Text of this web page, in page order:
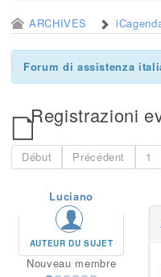
ARCHIVES
Forum di assistenza
Registrazioni
Début Précédent 1
Luciano
AUTEUR DU SUJET
Nouveau membre